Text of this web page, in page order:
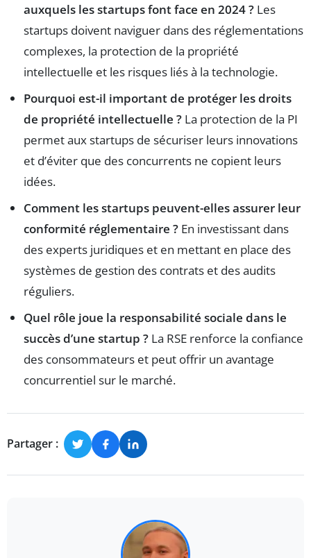
auxquels les startups font face en 2024 ? Les
startups doivent naviguer dans des réglementations
complexes, la protection de la propriété
intellectuelle et les risques liés à la technologie.
Pourquoi est-il important de protéger les droits
de propriété intellectuelle ? La protection de la PI
permet aux startups de sécuriser leurs innovations
et d’éviter que des concurrents ne copient leurs
idées.
Comment les startups peuvent-elles assurer leur
conformité réglementaire ? En investissant dans
des experts juridiques et en mettant en place des
systèmes de gestion des contrats et des audits
réguliers.
Quel rôle joue la responsabilité sociale dans le
succès d’une startup ? La RSE renforce la confiance
des consommateurs et peut offrir un avantage
concurrentiel sur le marché.
Partager :